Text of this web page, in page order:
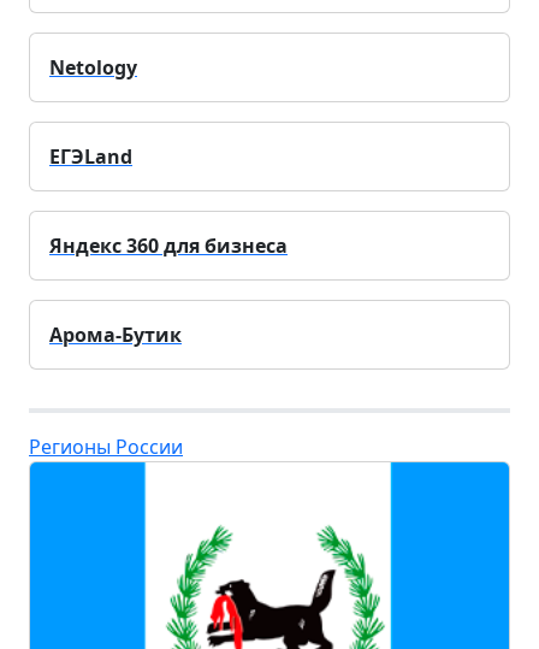
Netology
ЕГЭLand
Яндекс 360 для бизнеса
Арома-Бутик
Регионы России